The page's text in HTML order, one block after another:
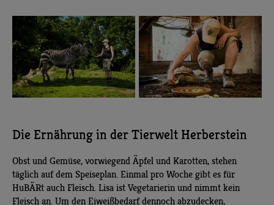
Die Ernährung in der Tierwelt Herberstein
Obst und Gemüse, vorwiegend Äpfel und Karotten, stehen
täglich auf dem Speiseplan. Einmal pro Woche gibt es für
HuBÄRt auch Fleisch. Lisa ist Vegetarierin und nimmt kein
Fleisch an. Um den Eiweißbedarf dennoch abzudecken,